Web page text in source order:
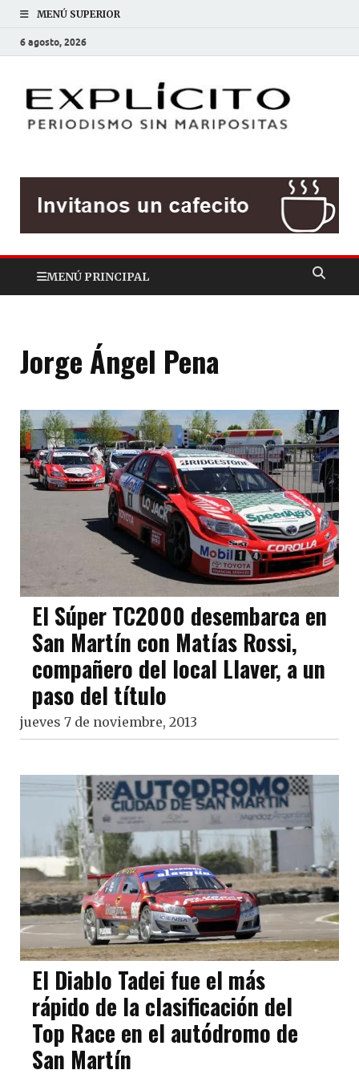
MENÚ SUPERIOR
6 agosto, 2026
MENÚ PRINCIPAL
Jorge Ángel Pena
El Súper TC2000 desembarca en
San Martín con Matías Rossi,
compañero del local Llaver, a un
paso del título
jueves 7 de noviembre, 2013
El Diablo Tadei fue el más
rápido de la clasificación del
Top Race en el autódromo de
San Martín